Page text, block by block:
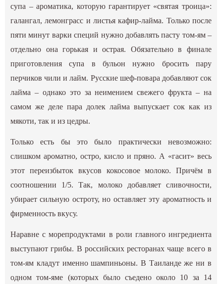
супа – ароматика, которую гарантирует «святая троица»:
галангал, лемонграсс и листья кафир-лайма. Только после
пяти минут варки специй нужно добавлять пасту том-ям –
отдельно она горькая и острая. Обязательно в финале
приготовления супа в бульон нужно бросить пару
перчиков чили и лайм. Русские шеф-повара добавляют сок
лайма – однако это за неимением свежего фрукта – на
самом же деле пара долек лайма выпускает сок как из
мякоти, так и из цедры.
Только есть бы это было практически невозможно:
слишком ароматно, остро, кисло и пряно. А «гасит» весь
этот переизбыток вкусов кокосовое молоко. Причём в
соотношении 1/5. Так, молоко добавляет сливочности,
убирает сильную остроту, но оставляет эту ароматность и
фирменность вкусу.
Наравне с морепродуктами в роли главного ингредиента
выступают грибы. В российских ресторанах чаще всего в
том-ям кладут именно шампиньоны. В Таиланде же ни в
одном том-яме (которых было съедено около 10 за 14